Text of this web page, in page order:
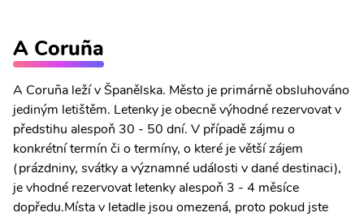
A Coruña
A Coruña leží v Španělska. Město je primárně obsluhováno
jediným letištěm. Letenky je obecně výhodné rezervovat v
předstihu alespoň 30 - 50 dní. V případě zájmu o
konkrétní termín či o termíny, o které je větší zájem
(prázdniny, svátky a významné události v dané destinaci),
je vhodné rezervovat letenky alespoň 3 - 4 měsíce
dopředu.Místa v letadle jsou omezená, proto pokud jste